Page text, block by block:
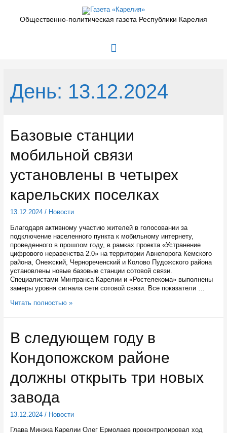
содержимомуОбщественно-политическая газета Республики Карелия
Главное
День: 13.12.2024
Базовые станции
мобильной связи
установлены в четырех
карельских поселках
13.12.2024/ Новости
Благодаря активному участию жителей в голосовании за
подключение населенного пункта к мобильному интернету,
проведенного в прошлом году, в рамках проекта «Устранение
цифрового неравенства 2.0» на территории Авнепорога Кемского
района, Онежский, Чернореченский и Колово Пудожского района
установлены новые базовые станции сотовой связи.
Специалистами Минтранса Карелии и «Ростелекома» выполнены
замеры уровня сигнала сети сотовой связи. Все показатели …
Базовые
установлены
в
четырех
карельских
Читать полностью »
В следующем году в
Кондопожском районе
должны открыть три новых
завода
13.12.2024/ Новости
Глава Минэка Карелии Олег Ермолаев проконтролировал ход